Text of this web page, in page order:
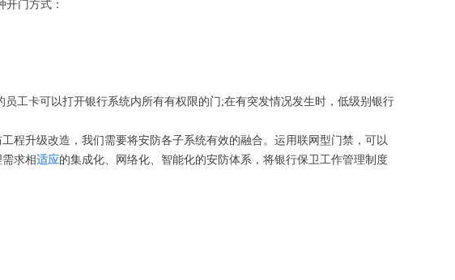
门方式：
卡可以打开银行系统内所有有权限的门;在有突发情况发生时，低级别银行
升级改造，我们需要将安防各子系统有效的融合。运用联网型门禁，可以
求相适应的集成化、网络化、智能化的安防体系，将银行保卫工作管理制度